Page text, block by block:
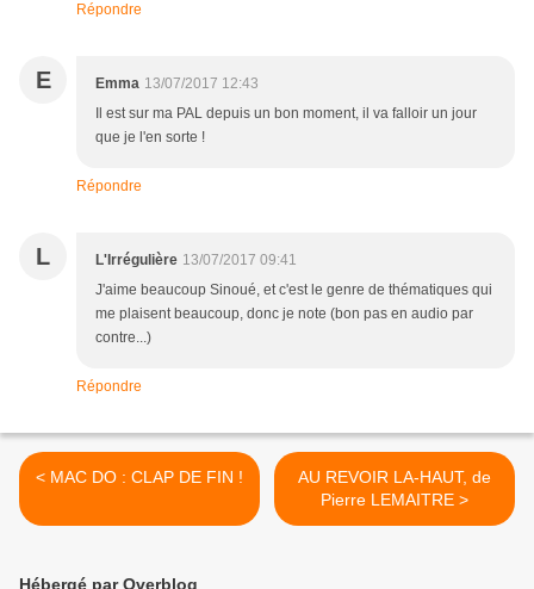
Répondre
E Emma 13/07/2017 12:43
Il est sur ma PAL depuis un bon moment, il va falloir un jour
que je l'en sorte !
Répondre
L L'Irrégulière 13/07/2017 09:41
J'aime beaucoup Sinoué, et c'est le genre de thématiques qui
me plaisent beaucoup, donc je note (bon pas en audio par
contre...)
Répondre
< MAC DO : CLAP DE FIN !
AU REVOIR LA-HAUT, de
Pierre LEMAITRE >
Hébergé par Overblog